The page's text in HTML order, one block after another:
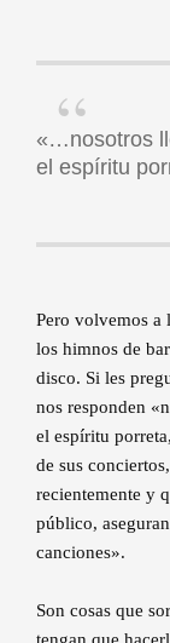
«…nosotros
el espíritu
Pero volvemos a
los himnos de
disco. Si les
nos responden
el espíritu
de sus
recientemente y
público,
canciones».
Son cosas que